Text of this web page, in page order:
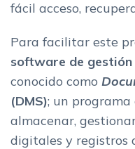
Recuperacion y
Factores a tener en
gestion documental
Funcionalidades
gestion documental y
El mejor programa de
fácil acceso,
Para facilitar este
software de
conocido como
(DMS); un
almacenar,
digitales y registros